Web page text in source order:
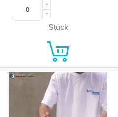
Stück